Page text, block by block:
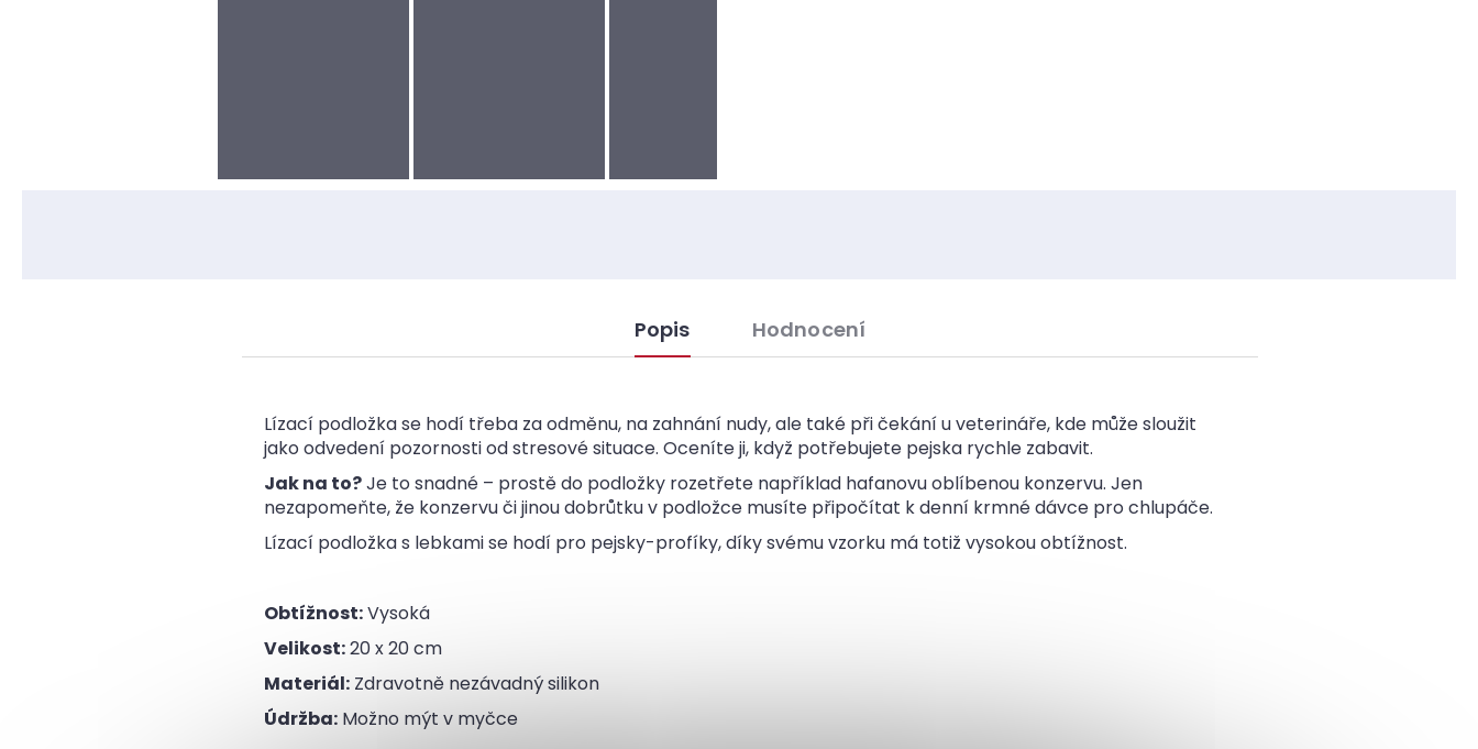
Popis Hodnocení
Lízací podložka se hodí třeba za odměnu, na zahnání nudy, ale také při čekání u veterináře, kde může sloužit
jako odvedení pozornosti od stresové situace. Oceníte ji, když potřebujete pejska rychle zabavit.
Jak na to?Je to snadné – prostě do podložky rozetřete například hafanovu oblíbenou konzervu. Jen
nezapomeňte, že konzervu či jinou dobrůtku v podložce musíte připočítat k denní krmné dávce pro chlupáče.
Lízací podložka s lebkami se hodí pro pejsky-profíky, díky svému vzorku má totiž vysokou obtížnost.
Obtížnost:Vysoká
Velikost:20 x 20 cm
Materiál: Zdravotně nezávadný silikon
Údržba: Možno mýt v myčce